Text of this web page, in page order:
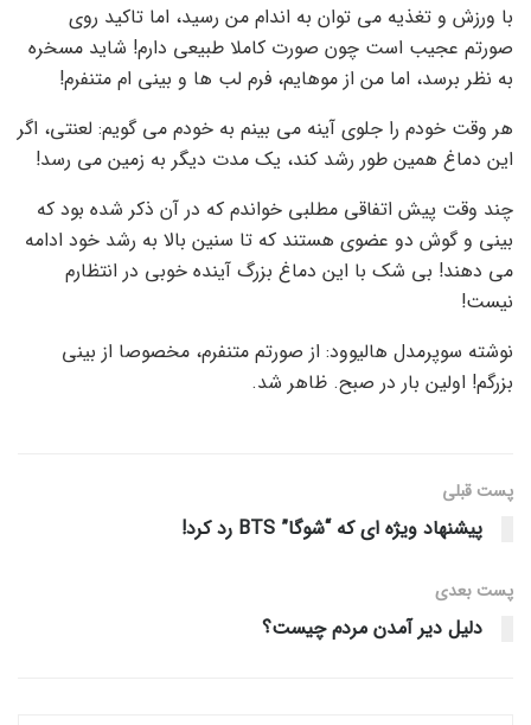
با ورزش و تغذیه می توان به اندام من رسید، اما تاکید روی
صورتم عجیب است چون صورت کاملا طبیعی دارم! شاید مسخره
به نظر برسد، اما من از موهایم، فرم لب ها و بینی ام متنفرم!
هر وقت خودم را جلوی آینه می بینم به خودم می گویم: لعنتی، اگر
این دماغ همین طور رشد کند، یک مدت دیگر به زمین می رسد!
چند وقت پیش اتفاقی مطلبی خواندم که در آن ذکر شده بود که
بینی و گوش دو عضوی هستند که تا سنین بالا به رشد خود ادامه
می دهند! بی شک با این دماغ بزرگ آینده خوبی در انتظارم
نیست!
نوشته سوپرمدل هالیوود: از صورتم متنفرم، مخصوصا از بینی
بزرگم! اولین بار در صبح. ظاهر شد.
پست قبلی
پیشنهاد ویژه ای که “شوگا” BTS رد کرد!
پست‌ بعدی
دلیل دیر آمدن مردم چیست؟